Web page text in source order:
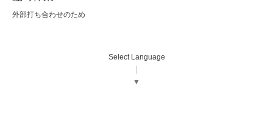
外部打ち合わせのため
Select Language
▼